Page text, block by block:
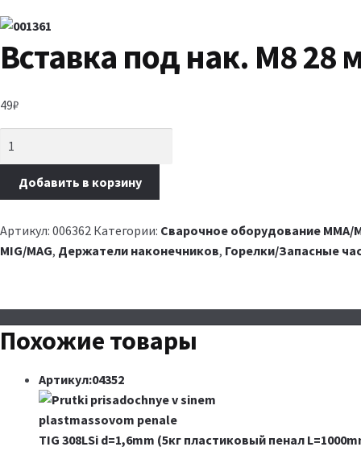
Вставка под нак. M8 28
49₽
Добавить в корзину
Артикул: 006362 Категории: Сварочное оборудование MMA/
MIG/MAG, Держатели наконечников, Горелки/Запасные
Похожие товары
Артикул:04352
TIG 308LSi d=1,6mm (5кг пластиковый пенал